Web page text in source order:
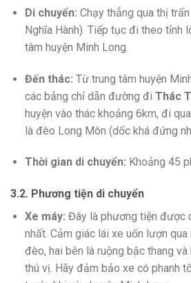
Di chuyển: Chạy thẳng qua thị trấn
Nghĩa Hành). Tiếp tục đi theo tỉnh
tâm huyện Minh Long.
Đến thác: Từ trung tâm huyện
các bảng chỉ dẫn đường đi Thác
huyện vào thác khoảng 6km, đi
là đèo Long Môn (dốc khá đứng
Thời gian di chuyển: Khoảng 45
3.2. Phương tiện di chuyển
Xe máy: Đây là phương tiện được
nhất. Cảm giác lái xe uốn lượn
đèo, hai bên là ruộng bậc thang
thú vị. Hãy đảm bảo xe có phanh